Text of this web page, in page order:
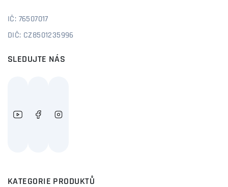
IČ: 76507017
DIČ: CZ8501235996
SLEDUJTE NÁS
KATEGORIE PRODUKTŮ